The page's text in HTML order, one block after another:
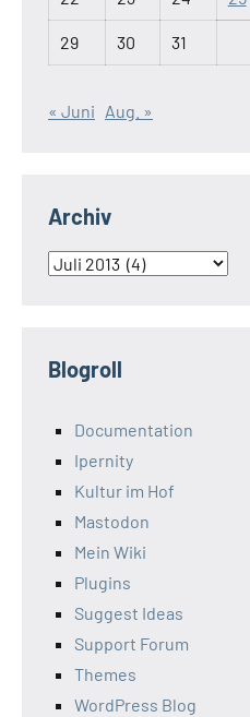
29 30 31
« Juni Aug. »
Archiv
Archiv
Blogroll
Documentation
Ipernity
Kultur im Hof
Mastodon
Mein Wiki
Plugins
Suggest Ideas
Support Forum
Themes
WordPress Blog